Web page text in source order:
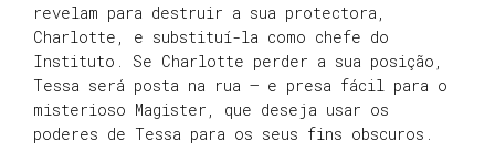
revelam para destruir a sua protectora,
Charlotte, e substituí-la como chefe do
Instituto. Se Charlotte perder a sua posição,
Tessa será posta na rua – e presa fácil para o
misterioso Magister, que deseja usar os
poderes de Tessa para os seus fins obscuros.